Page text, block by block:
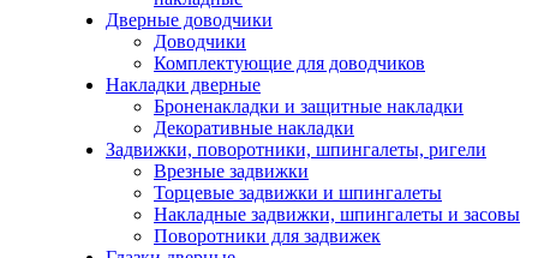
Дверные доводчики
Доводчики
Комплектующие для доводчиков
Накладки дверные
Броненакладки и защитные накладки
Декоративные накладки
Задвижки, поворотники, шпингалеты, ригели
Врезные задвижки
Торцевые задвижки и шпингалеты
Накладные задвижки, шпингалеты и засовы
Поворотники для задвижек